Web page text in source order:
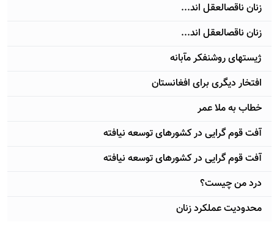
زنان ناقص‎العقل اند...
زنان ‎ناقص‎العقل اند...
ژیست‎های روشن‎فکر مآبانه
افتخار دیگری برای افغانستان
خطاب به ملا عمر
آفت قوم گرایی در کشورهای توسعه نیافته
آفت قوم گرایی در کشورهای توسعه نیافته
درد من چیست؟
محدودیت عملکرد زنان